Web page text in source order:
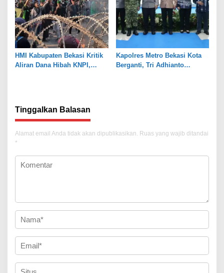
HMI Kabupaten Bekasi Kritik
Aliran Dana Hibah KNPI,
Kapolres Metro Bekasi Kota
Berganti, Tri Adhianto
Tinggalkan Balasan
Alamat email Anda tidak akan dipublikasikan. Ruas yang wajib ditandai
*